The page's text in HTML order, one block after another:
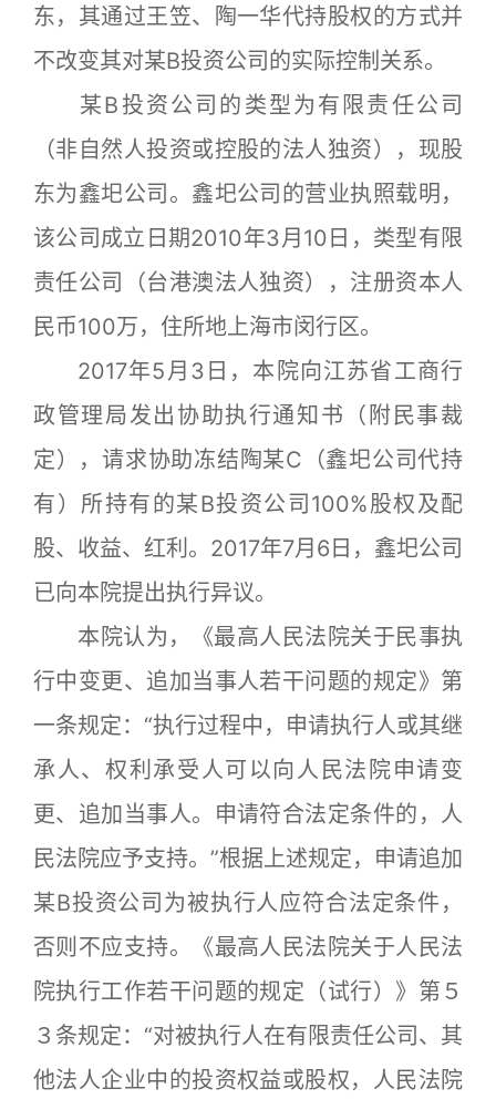
东，其通过王笠、陶一华代持股权的方式并
不改变其对某B投资公司的实际控制关系。
某B投资公司的类型为有限责任公司
（非自然人投资或控股的法人独资），现股
东为鑫圯公司。鑫圯公司的营业执照载明，
该公司成立日期2010年3月10日，类型有限
责任公司（台港澳法人独资），注册资本人
民币100万，住所地上海市闵行区。
2017年5月3日，本院向江苏省工商行
政管理局发出协助执行通知书（附民事裁
定），请求协助冻结陶某C（鑫圯公司代持
有）所持有的某B投资公司100%股权及配
股、收益、红利。2017年7月6日，鑫圯公司
已向本院提出执行异议。
本院认为，《最高人民法院关于民事执
行中变更、追加当事人若干问题的规定》第
一条规定：“执行过程中，申请执行人或其继
承人、权利承受人可以向人民法院申请变
更、追加当事人。申请符合法定条件的，人
民法院应予支持。”根据上述规定，申请追加
某B投资公司为被执行人应符合法定条件，
否则不应支持。《最高人民法院关于人民法
院执行工作若干问题的规定（试行）》第５
３条规定：“对被执行人在有限责任公司、其
他法人企业中的投资权益或股权，人民法院